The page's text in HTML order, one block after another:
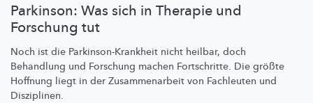
Parkinson: Was sich in Therapie und
Forschung tut
Noch ist die Parkinson-Krankheit nicht heilbar, doch
Behandlung und Forschung machen Fortschritte. Die größte
Hoffnung liegt in der Zusammenarbeit von Fachleuten und
Disziplinen.